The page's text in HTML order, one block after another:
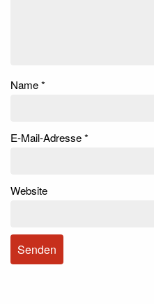
Name*
E-Mail-Adresse*
Website